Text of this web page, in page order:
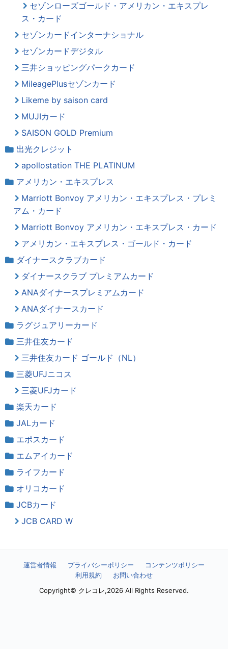
セゾンローズゴールド・アメリカン・エキスプレ
ス・カード
セゾンカードインターナショナル
セゾンカードデジタル
三井ショッピングパークカード
MileagePlusセゾンカード
Likeme by saison card
MUJIカード
SAISON GOLD Premium
出光クレジット
apollostation THE PLATINUM
アメリカン・エキスプレス
Marriott Bonvoy アメリカン・エキスプレス・プレミ
アム・カード
Marriott Bonvoy アメリカン・エキスプレス・カード
アメリカン・エキスプレス・ゴールド・カード
ダイナースクラブカード
ダイナースクラブ プレミアムカード
ANAダイナースプレミアムカード
ANAダイナースカード
ラグジュアリーカード
三井住友カード
三井住友カード ゴールド（NL）
三菱UFJニコス
三菱UFJカード
楽天カード
JALカード
エポスカード
エムアイカード
ライフカード
オリコカード
JCBカード
JCB CARD W
運営者情報 プライバシーポリシー
コンテンツポリシー
利用規約
お問い合わせ
Copyright© クレコレ,2026 All Rights Reserved.